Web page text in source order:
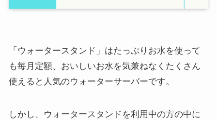
「ウォータースタンド」はたっぷりお水を使って
も毎月定額、おいしいお水を気兼ねなくたくさん
使えると人気のウォーターサーバーです。
しかし、ウォータースタンドを利用中の方の中に